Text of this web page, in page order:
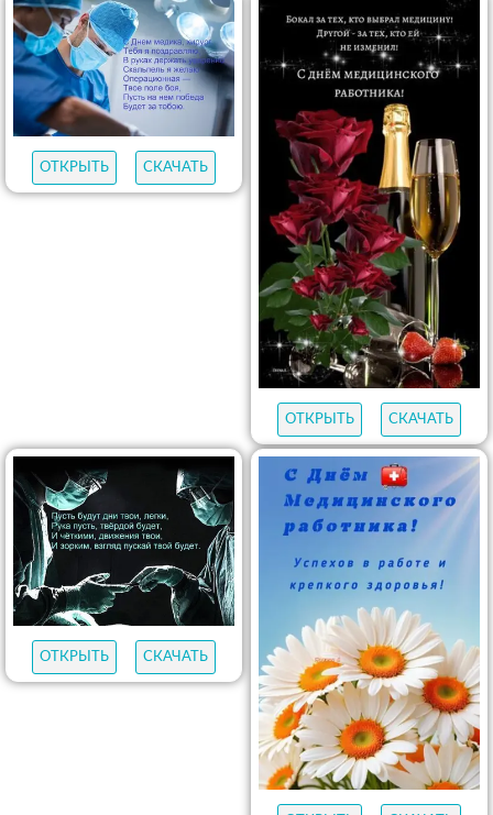
ОТКРЫТЬ СКАЧАТЬ
ОТКРЫТЬ СКАЧАТЬ
ОТКРЫТЬ СКАЧАТЬ